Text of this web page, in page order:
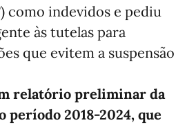
como indevidos e pediu
às tutelas para
que evitem a suspensão
relatório preliminar da
período 2018-2024, que